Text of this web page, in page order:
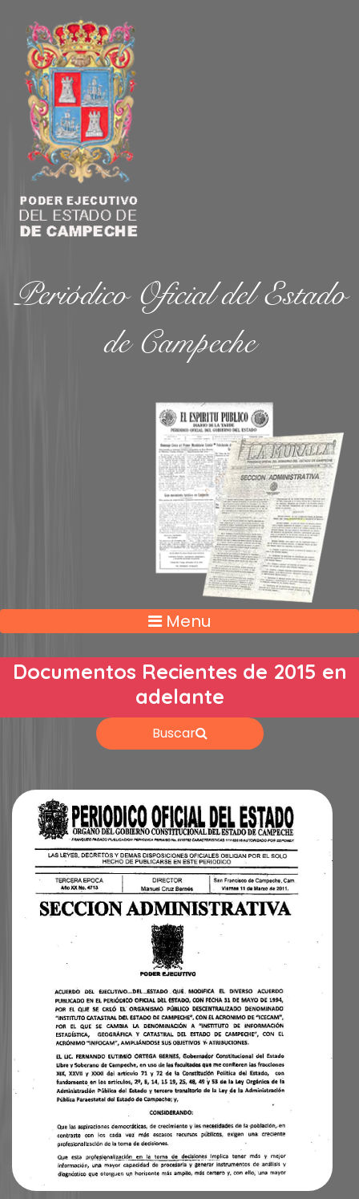
Periódico Oficial del Estado
de Campeche
Menu
Documentos Recientes de 2015 en
adelante
Buscar